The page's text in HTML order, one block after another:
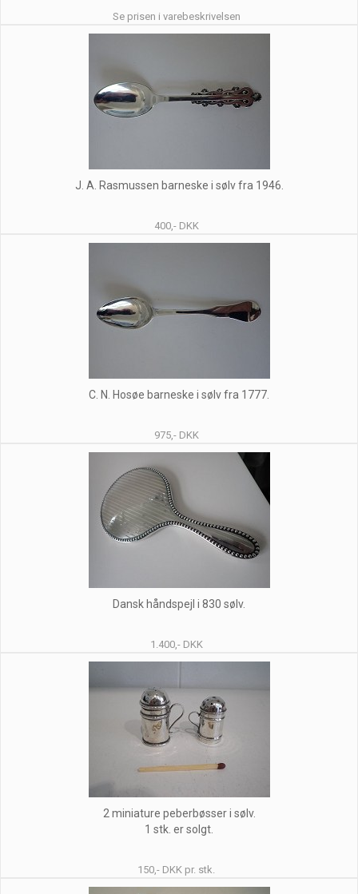
Se prisen i varebeskrivelsen
J. A. Rasmussen barneske i sølv fra 1946.
400,- DKK
C. N. Hosøe barneske i sølv fra 1777.
975,- DKK
Dansk håndspejl i 830 sølv.
1.400,- DKK
2 miniature peberbøsser i sølv.
1 stk. er solgt.
150,- DKK pr. stk.